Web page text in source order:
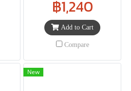
฿1,240
Add to Cart
Compare
New